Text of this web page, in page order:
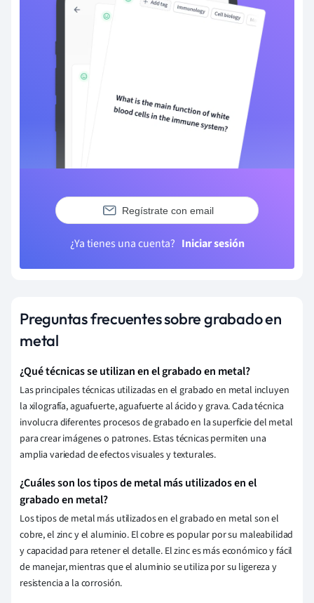
Regístrate con email
¿Ya tienes una cuenta? Iniciar sesión
Preguntas frecuentes sobre grabado en
metal
¿Qué técnicas se utilizan en el grabado en metal?
Las principales técnicas utilizadas en el grabado en metal incluyen
la xilografía, aguafuerte, aguafuerte al ácido y grava. Cada técnica
involucra diferentes procesos de grabado en la superficie del metal
para crear imágenes o patrones. Estas técnicas permiten una
amplia variedad de efectos visuales y texturales.
¿Cuáles son los tipos de metal más utilizados en el
grabado en metal?
Los tipos de metal más utilizados en el grabado en metal son el
cobre, el zinc y el aluminio. El cobre es popular por su maleabilidad
y capacidad para retener el detalle. El zinc es más económico y fácil
de manejar, mientras que el aluminio se utiliza por su ligereza y
resistencia a la corrosión.